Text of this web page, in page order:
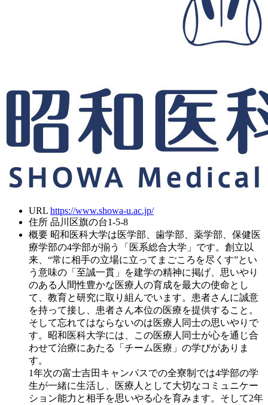
URL https://www.showa-u.ac.jp/
住所 品川区旗の台1-5-8
概要 昭和医科大学は医学部、歯学部、薬学部、保健医
療学部の4学部が揃う「医系総合大学」です。創立以
来、“常に相手の立場に立ってまごころを尽くす”とい
う意味の「至誠一貫」を建学の精神に掲げ、思いやり
のある人間性豊かな医療人の育成を最大の使命とし
て、教育と研究に取り組んでいます。患者さんに誠意
を持って接し、患者さん本位の医療を提供すること。
そして忘れてはならないのは医療人同士の思いやりで
す。昭和医科大学には、この医療人同士が心を通じ合
わせて治療にあたる「チーム医療」の学びがありま
す。
1年次の富士吉田キャンパスでの全寮制では4学部の学
生が一緒に生活し、医療人として大切なコミュニケー
ション能力と相手を思いやる心を育みます。そして2年